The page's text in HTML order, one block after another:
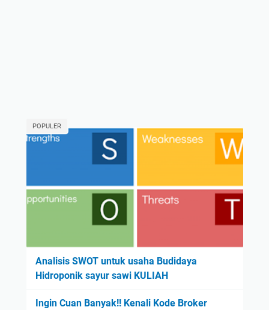
POPULER
Analisis SWOT untuk usaha Budidaya
Hidroponik sayur sawi KULIAH
Ingin Cuan Banyak!! Kenali Kode Broker